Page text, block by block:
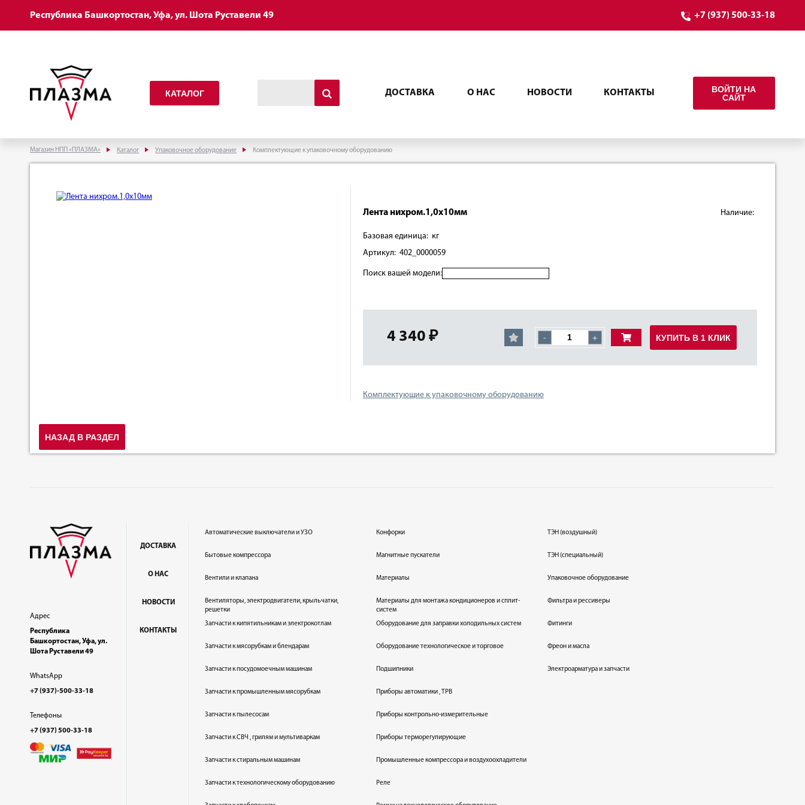
Республика Башкортостан, Уфа, ул. Шота Руставели 49 +7 (937) 500-33-18
КАТАЛОГ ДОСТАВКА О НАС НОВОСТИ КОНТАКТЫ
ВОЙТИ НА
САЙТ
Магазин НПП «ПЛАЗМА» Каталог Упаковочное оборудование Комплектующие к упаковочному оборудованию
Лента нихром.1,0х10мм Наличие:
Базовая единица: кг
Артикул: 402_0000059
Поиск вашей модели:
4 340 ₽ - + КУПИТЬ В 1 КЛИК
Комплектующие к упаковочному оборудованию
НАЗАД В РАЗДЕЛ
Адрес
Республика
Башкортостан, Уфа, ул.
Шота Руставели 49
WhatsApp
+7 (937)-500-33-18
Телефоны
+7 (937) 500-33-18
ДОСТАВКА
О НАС
НОВОСТИ
КОНТАКТЫ
Автоматические выключатели и УЗО
Бытовые компрессора
Вентили и клапана
Вентиляторы, электродвигатели, крыльчатки,
решетки
Запчасти к кипятильникам и электрокотлам
Запчасти к мясорубкам и блендарам
Запчасти к посудомоечным машинам
Запчасти к промышленным мясорубкам
Запчасти к пылесосам
Запчасти к СВЧ , грилям и мультиваркам
Запчасти к стиральным машинам
Запчасти к технологическому оборудованию
Конфорки
Магнитные пускатели
Материалы
Материалы для монтажа кондиционеров и сплит-
систем
Оборудование для заправки холодильных систем
Оборудование технологическое и торговое
Подшипники
Приборы автоматики , ТРВ
Приборы контрольно-измерительные
Приборы терморегулирующие
Промышленные компрессора и воздухоохладители
Реле
ТЭН (воздушный)
ТЭН (специальный)
Упаковочное оборудование
Фильтра и рессиверы
Фитинги
Фреон и масла
Электроарматура и запчасти